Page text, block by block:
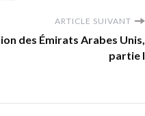
ARTICLE SUIVANT
des Émirats Arabes Unis,
partie I